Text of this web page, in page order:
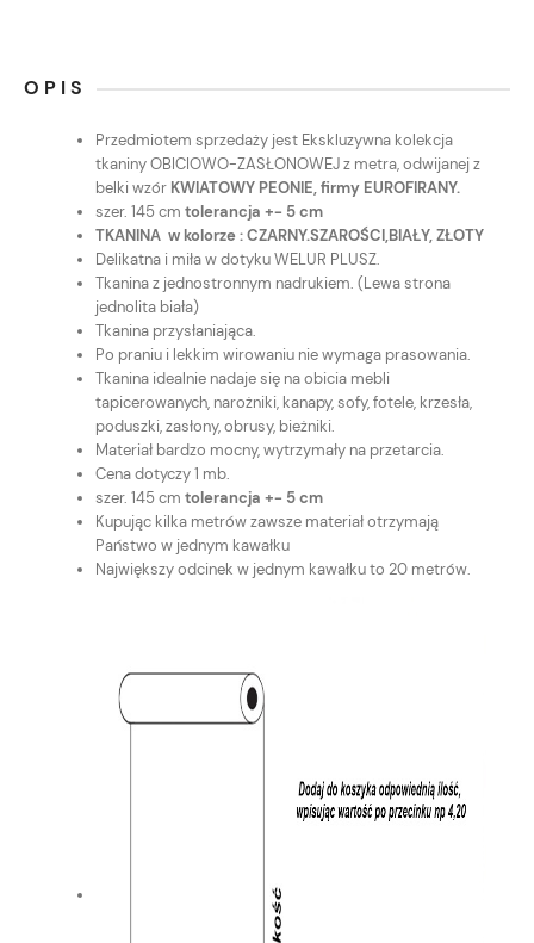
OPIS
Przedmiotem sprzedaży jest Ekskluzywna kolekcja
tkaniny OBICIOWO-ZASŁONOWEJ z metra, odwijanej z
belki wzór KWIATOWY PEONIE, firmy EUROFIRANY.
szer. 145 cm tolerancja +- 5 cm
TKANINA w kolorze : CZARNY.SZAROŚCI,BIAŁY, ZŁOTY
Delikatna i miła w dotyku WELUR PLUSZ.
Tkanina z jednostronnym nadrukiem. (Lewa strona
jednolita biała)
Tkanina przysłaniająca.
Po praniu i lekkim wirowaniu nie wymaga prasowania.
Tkanina idealnie nadaje się na obicia mebli
tapicerowanych, narożniki, kanapy, sofy, fotele, krzesła,
poduszki, zasłony, obrusy, bieżniki.
Materiał bardzo mocny, wytrzymały na przetarcia.
Cena dotyczy 1 mb.
szer. 145 cm tolerancja +- 5 cm
Kupując kilka metrów zawsze materiał otrzymają
Państwo w jednym kawałku
Największy odcinek w jednym kawałku to 20 metrów.